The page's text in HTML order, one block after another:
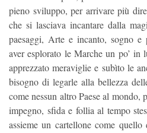
pieno sviluppo, per arrivare più
che si lasciava incantare dalla
paesaggi, Arte e incanto, sogno
aver esplorato le Marche un po’ in
apprezzato meraviglie e subìto le
bisogno di legarle alla bellezza
come nessun altro Paese al
impegno, sfida e follia al tempo
assieme un cartellone come